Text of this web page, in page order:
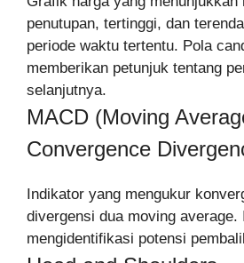
penutupan, tertinggi, dan
periode waktu tertentu. Pola
memberikan petunjuk tentang
selanjutnya.
MACD (Moving
Convergence
Indikator yang mengukur
divergensi dua moving average.
mengidentifikasi potensi